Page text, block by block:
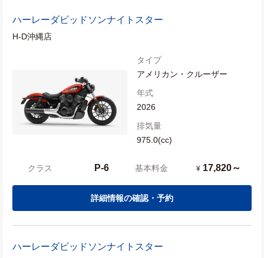
ハーレーダビッドソンナイトスター
H-D沖縄店
タイプ
アメリカン・クルーザー
年式
2026
排気量
975.0(cc)
クラス P-6 基本料金 ¥ 17,820～
詳細情報の確認・予約
ハーレーダビッドソンナイトスター